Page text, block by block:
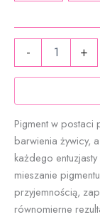
-
Pasta
-
do
żywicy
epoksydowej
|
ResinVolt
+
Pigment w postaci
barwienia żywicy,
każdego entuzjasty
mieszanie
przyjemnością,
równomierne